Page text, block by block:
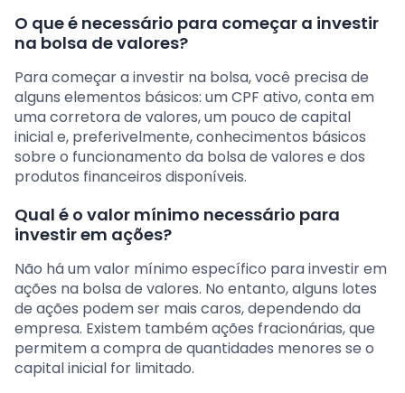
O que é necessário para começar a investir
na bolsa de valores?
Para começar a investir na bolsa, você precisa de
alguns elementos básicos: um CPF ativo, conta em
uma corretora de valores, um pouco de capital
inicial e, preferivelmente, conhecimentos básicos
sobre o funcionamento da bolsa de valores e dos
produtos financeiros disponíveis.
Qual é o valor mínimo necessário para
investir em ações?
Não há um valor mínimo específico para investir em
ações na bolsa de valores. No entanto, alguns lotes
de ações podem ser mais caros, dependendo da
empresa. Existem também ações fracionárias, que
permitem a compra de quantidades menores se o
capital inicial for limitado.